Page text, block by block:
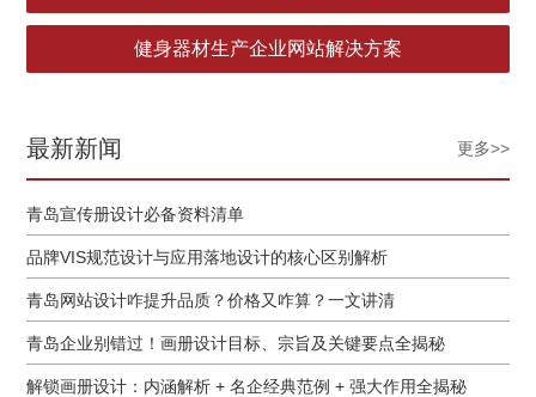
健身器材生产企业网站解决方案
最新新闻 更多>>
青岛宣传册设计必备资料清单
品牌VIS规范设计与应用落地设计的核心区别解析
青岛网站设计咋提升品质？价格又咋算？一文讲清
青岛企业别错过！画册设计目标、宗旨及关键要点全揭秘
解锁画册设计：内涵解析 + 名企经典范例 + 强大作用全揭秘